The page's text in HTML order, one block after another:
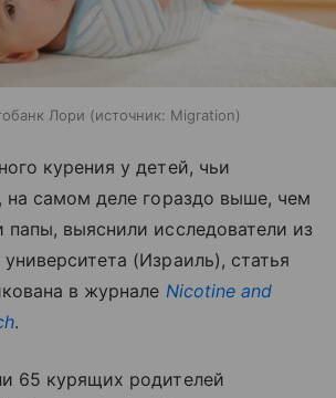
Лори источник: Migration
курения у детей, чьи
на самом деле гораздо выше, чем
выяснили исследователи из
(Израиль), статья
в журнале Nicotine and
.
65 курящих родителей